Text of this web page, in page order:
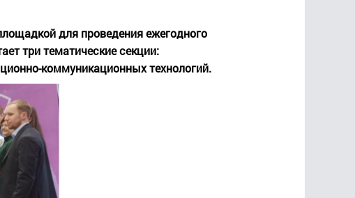
для проведения ежегодного
три тематические секции:
коммуникационных технологий.